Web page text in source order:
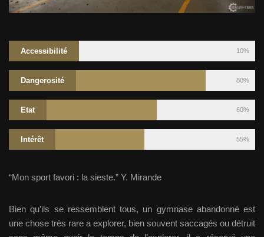
Accessibilité 10%
Dangerosité 80%
Etat 60%
Intérêt 55%
“Mon sport favori : la sieste.” Y. Mirande
Bien qu’ils se ressemblent tous, un gymnase abandonné est
une chose très rare a explorer, bien souvent saccagés ou détruit